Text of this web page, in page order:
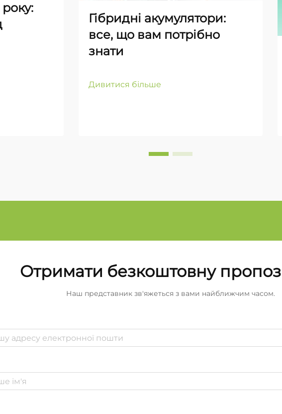
Гібридні акумулятори:
все, що вам потрібно
знати
Дивитися більше
Отримати безкоштовну
Наш представник зв'яжеться з вами найближчим часом.